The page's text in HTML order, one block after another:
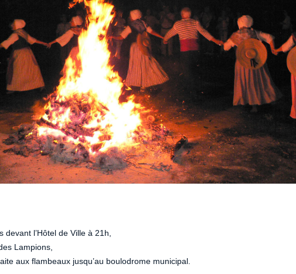
devant l’Hôtel de Ville à 21h,
Lampions,
aux flambeaux jusqu’au boulodrome municipal.